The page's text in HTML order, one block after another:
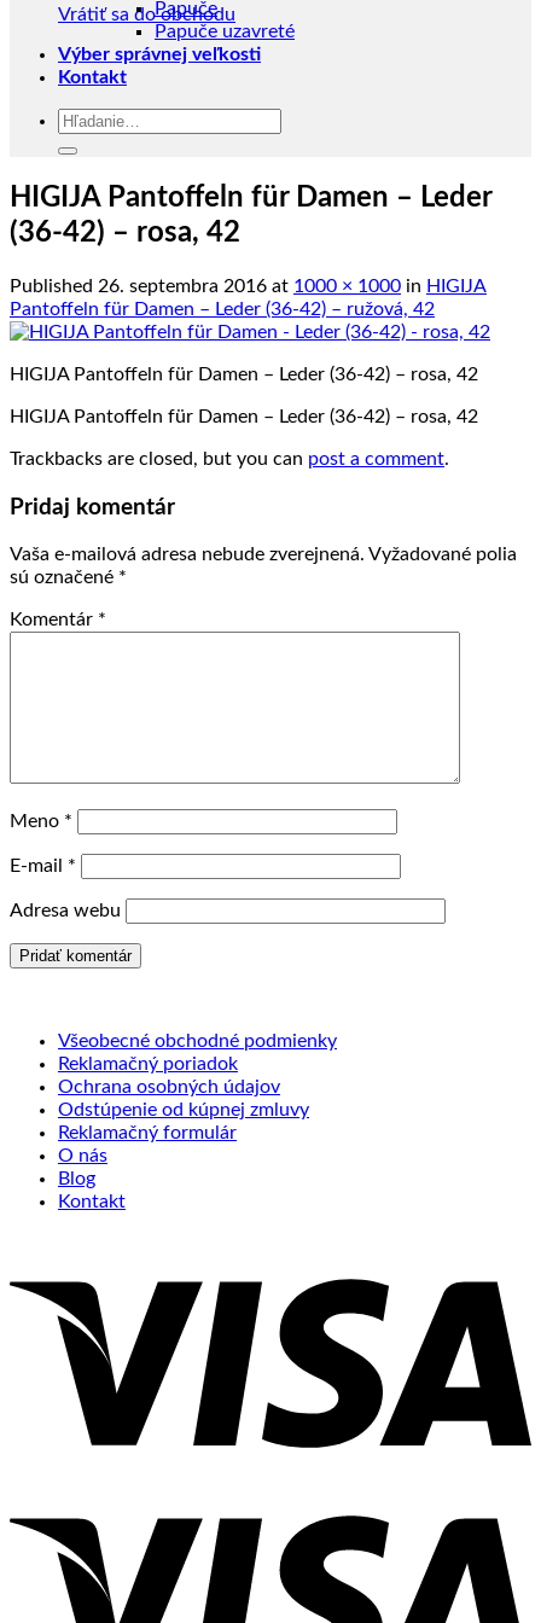
Vrátiť sa do obchodu
Papuče
Papuče uzavreté
Výber správnej veľkosti
Kontakt
Hľadať:
HIGIJA Pantoffeln für Damen – Leder
(36-42) – rosa, 42
Published 26. septembra 2016 at 1000 × 1000 in HIGIJA
Pantoffeln für Damen – Leder (36-42) – ružová, 42
HIGIJA Pantoffeln für Damen – Leder (36-42) – rosa, 42
HIGIJA Pantoffeln für Damen – Leder (36-42) – rosa, 42
Trackbacks are closed, but you can post a comment.
Pridaj komentár
Vaša e-mailová adresa nebude zverejnená. Vyžadované polia
sú označené *
Komentár *
Meno *
E-mail *
Adresa webu
Všeobecné obchodné podmienky
Reklamačný poriadok
Ochrana osobných údajov
Odstúpenie od kúpnej zmluvy
Reklamačný formulár
O nás
Blog
Kontakt